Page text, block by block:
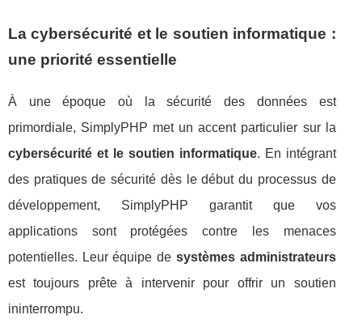
La cybersécurité et le soutien informatique :
une priorité essentielle
À une époque où la sécurité des données est
primordiale, SimplyPHP met un accent particulier sur la
cybersécurité et le soutien informatique. En intégrant
des pratiques de sécurité dès le début du processus de
développement, SimplyPHP garantit que vos
applications sont protégées contre les menaces
potentielles. Leur équipe de systèmes administrateurs
est toujours prête à intervenir pour offrir un soutien
ininterrompu.